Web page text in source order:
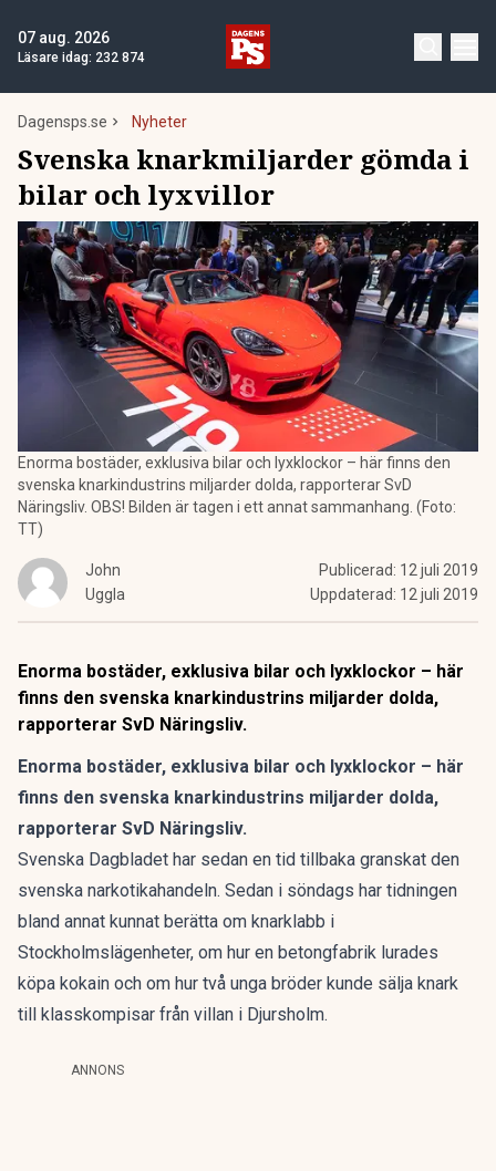
07 aug. 2026
Läsare idag: 232 874
Dagensps.se Nyheter
Svenska knarkmiljarder gömda i
bilar och lyxvillor
Enorma bostäder, exklusiva bilar och lyxklockor – här finns den
svenska knarkindustrins miljarder dolda, rapporterar SvD
Näringsliv. OBS! Bilden är tagen i ett annat sammanhang. (Foto:
TT)
John
Uggla
Publicerad: 12 juli 2019
Uppdaterad: 12 juli 2019
Enorma bostäder, exklusiva bilar och lyxklockor – här
finns den svenska knarkindustrins miljarder dolda,
rapporterar SvD Näringsliv.
Enorma bostäder, exklusiva bilar och lyxklockor – här
finns den svenska knarkindustrins miljarder dolda,
rapporterar SvD Näringsliv.
Svenska Dagbladet har sedan en tid tillbaka granskat den
svenska narkotikahandeln. Sedan i söndags har tidningen
bland annat kunnat berätta om knarklabb i
Stockholmslägenheter, om hur en betongfabrik lurades
köpa kokain och om hur två unga bröder kunde sälja knark
till klasskompisar från villan i Djursholm.
ANNONS